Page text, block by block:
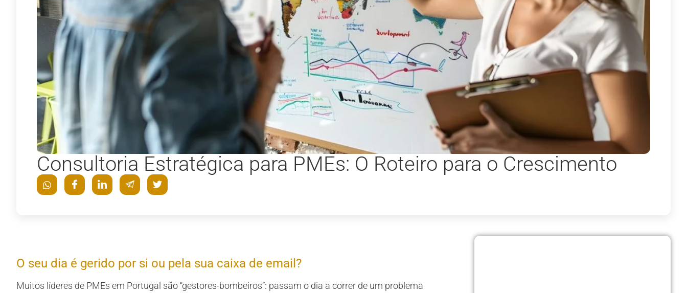
Consultoria Estratégica para PMEs: O Roteiro para o Crescimento
O seu dia é gerido por si ou pela sua caixa de email?
Muitos líderes de PMEs em Portugal são “gestores-bombeiros”: passam o dia a correr de um problema